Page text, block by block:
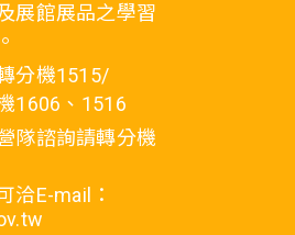
展館展品之學習
分機1515/
1606、1516
隊諮詢請轉分機
洽E-mail：